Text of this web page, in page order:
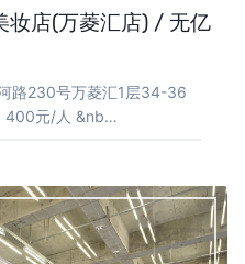
妆店(万菱汇店) / 无亿
路230号万菱汇1层34-36
400元/人 &nb…